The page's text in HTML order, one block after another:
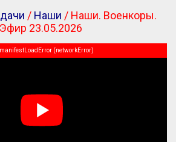
/ Наши / Наши. Военкоры.
Эфир 23.05.2026
manifestLoadError (networkError)